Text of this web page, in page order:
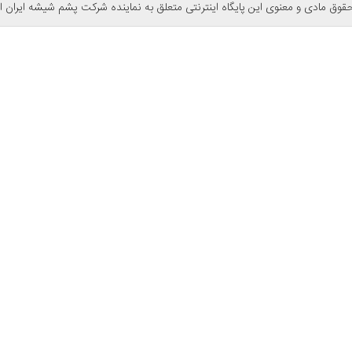
مادی و معنوی این پایگاه اینترنتی متعلق به نماینده شرکت پشم شیشه